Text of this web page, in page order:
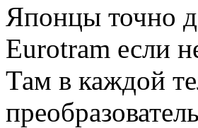
Японцы точно
Eurotram если
Там в каждой